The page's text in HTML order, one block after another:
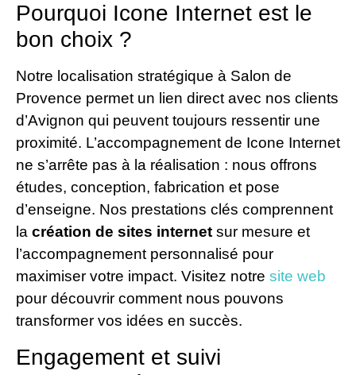
Pourquoi Icone Internet est le
bon choix ?
Notre localisation stratégique à Salon de
Provence permet un lien direct avec nos clients
d’Avignon qui peuvent toujours ressentir une
proximité. L’accompagnement de Icone Internet
ne s’arrête pas à la réalisation : nous offrons
études, conception, fabrication et pose
d’enseigne. Nos prestations clés comprennent
la création de sites internet sur mesure et
l’accompagnement personnalisé pour
maximiser votre impact. Visitez notre site web
pour découvrir comment nous pouvons
transformer vos idées en succès.
Engagement et suivi